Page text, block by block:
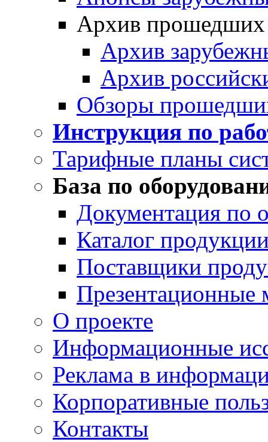
Архив прошедших
Архив
Архив
Обзоры
Инструкция по
Тарифные планы
База по
Документация по
Каталог
Поставщики
Презентационные
О проекте
Информационные
Реклама в
Корпоративные
Контакты